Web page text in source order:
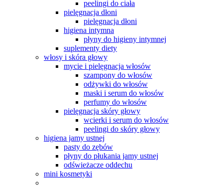
peelingi do ciała
pielęgnacja dłoni
pielęgnacja dłoni
higiena intymna
płyny do higieny intymnej
suplementy diety
włosy i skóra głowy
mycie i pielęgnacja włosów
szampony do włosów
odżywki do włosów
maski i serum do włosów
perfumy do włosów
pielęgnacja skóry głowy
wcierki i serum do włosów
peelingi do skóry głowy
higiena jamy ustnej
pasty do zębów
płyny do płukania jamy ustnej
odświeżacze oddechu
mini kosmetyki